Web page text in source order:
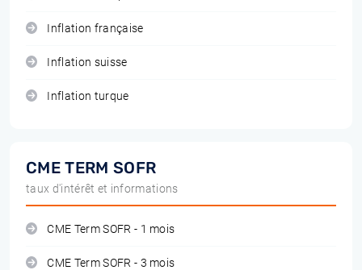
Inflation française
Inflation suisse
Inflation turque
CME TERM SOFR
taux d'intérêt et informations
CME Term SOFR - 1 mois
CME Term SOFR - 3 mois